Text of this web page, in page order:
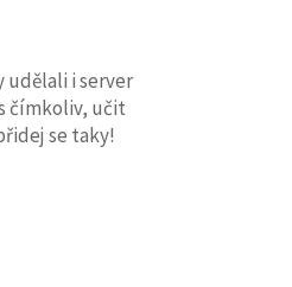
udělali i server
čímkoliv, učit
se taky!